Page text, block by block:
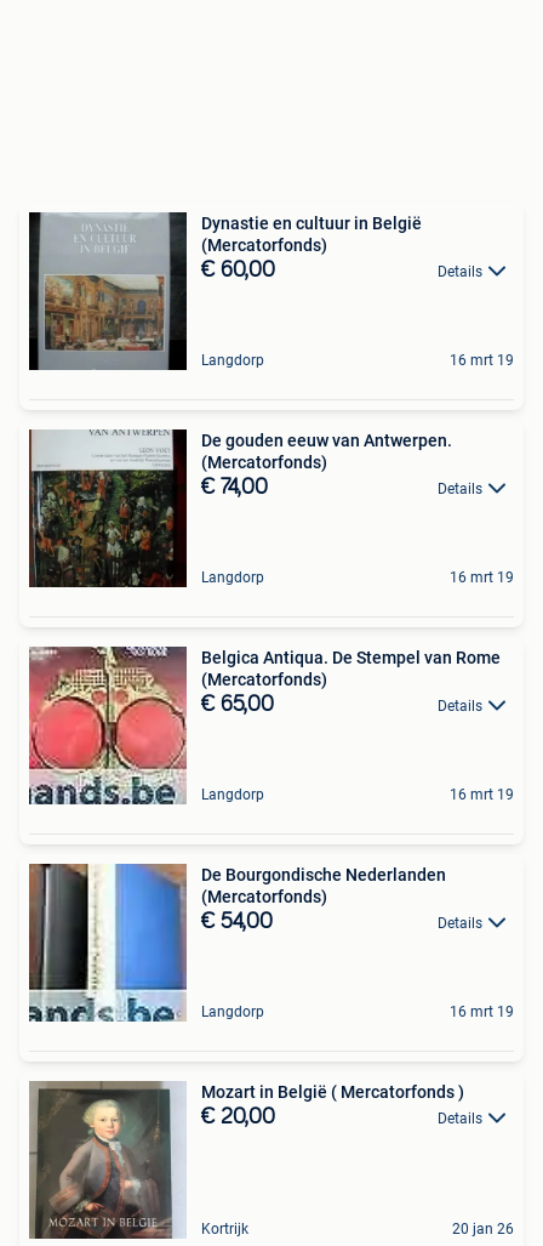
Dynastie en cultuur in België
(Mercatorfonds)
€ 60,00 Details
Langdorp 16 mrt 19
De gouden eeuw van Antwerpen.
(Mercatorfonds)
€ 74,00 Details
Langdorp 16 mrt 19
Belgica Antiqua. De Stempel van Rome
(Mercatorfonds)
€ 65,00 Details
Langdorp 16 mrt 19
De Bourgondische Nederlanden
(Mercatorfonds)
€ 54,00 Details
Langdorp 16 mrt 19
Mozart in België ( Mercatorfonds )
€ 20,00 Details
Kortrijk 20 jan 26